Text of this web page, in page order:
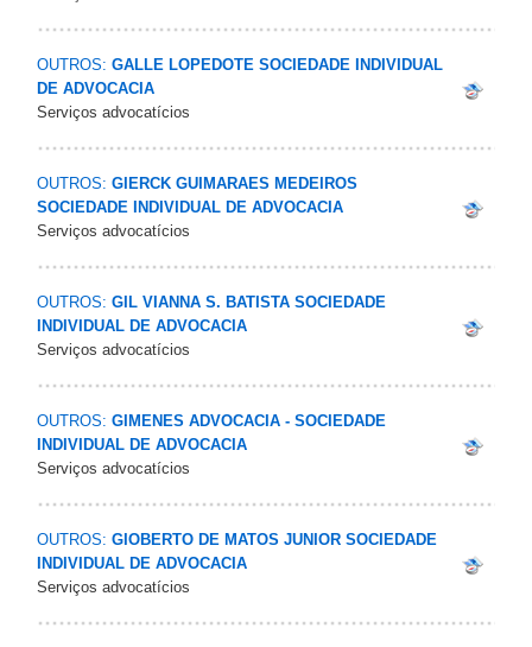
OUTROS: GALLE LOPEDOTE SOCIEDADE INDIVIDUAL
DE ADVOCACIA
Serviços advocatícios
OUTROS: GIERCK GUIMARAES MEDEIROS
SOCIEDADE INDIVIDUAL DE ADVOCACIA
Serviços advocatícios
OUTROS: GIL VIANNA S. BATISTA SOCIEDADE
INDIVIDUAL DE ADVOCACIA
Serviços advocatícios
OUTROS: GIMENES ADVOCACIA - SOCIEDADE
INDIVIDUAL DE ADVOCACIA
Serviços advocatícios
OUTROS: GIOBERTO DE MATOS JUNIOR SOCIEDADE
INDIVIDUAL DE ADVOCACIA
Serviços advocatícios